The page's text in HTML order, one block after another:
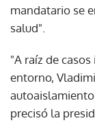
mandatario se
salud".
"A raíz de
entorno,
precisó la